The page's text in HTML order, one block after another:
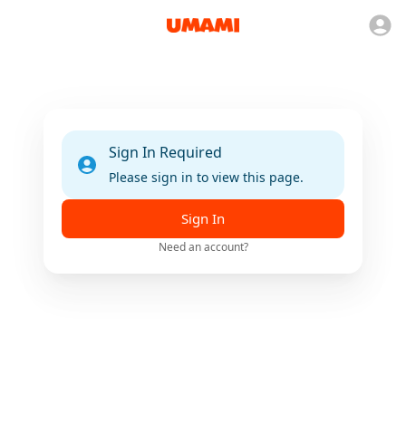
Sign In Required
Please sign in to view this page.
Sign In
Need an account?